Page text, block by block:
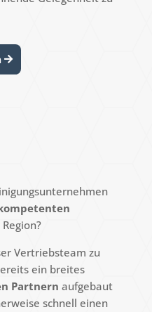
Vertriebsteam zu
ein breites
Partnern aufgebaut
schnell einen